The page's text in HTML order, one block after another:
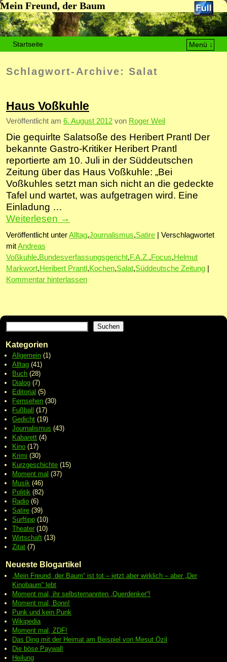
Mein Freund, der Baum
Startseite
Menü ↓
Schlagwort-Archive: Salat
Haus Voßkuhle
Veröffentlicht am 6. August 2012 von Roger Weil
Die gequirlte Salatsoße des Heribert Prantl Der
bekannte Gastro-Kritiker Heribert Prantl
reportierte am 10. Juli in der Süddeutschen
Zeitung über das Haus Voßkuhle: „Bei
Voßkuhles setzt man sich nicht an die gedeckte
Tafel und wartet, was aufgetragen wird. Eine
Einladung …
Weiterlesen →
Veröffentlicht unterAlltag,Journalismus,Satire
Verschlagwortet
mitAndreas
Voßkuhle,Bundesverfassungsgericht,F.A.Z.,Focus,Helmut
Markwort,Heribert Prantl ,Kochen,Salat,Süddeutsche Zeitung
Kommentar hinterlassen
Suchen
Kategorien
Allgemein (1)
Alltag (41)
Buch (28)
Dialog (7)
Editorial (5)
Fernsehen (30)
Fußball (17)
Gedicht (19)
Journalismus (43)
Kabarett (4)
Kino (17)
Krimi (30)
Kurzgeschichte (15)
Moment mal (37)
Musik (46)
Politik (82)
Radio (6)
Satire (39)
Surftipp (10)
Theater (10)
Wirtschaft (13)
Zitat (7)
Neueste Blogartikel
„Mein Freund, der Baum“ ist tot – jetzt aber wirklich – aber „Der
Kinobaum“ lebt
Moment mal, ihr selbsternannten „Querdenker“!
Moment mal, Bonn!
Punk und kein Punk
Wikipedia
Moment mal, ZDF!
Das Ding mit der Heimat am Beispiel von Mesut Özil
Die böse Paywall
Heilung